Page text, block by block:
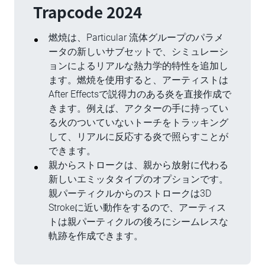
Trapcode 2024
燃焼は、Particular 流体グループのパラメ
ータの新しいサブセットで、シミュレーシ
ョンによるリアルな熱力学的特性を追加し
ます。燃焼を使用すると、アーティストは
After Effectsで説得力のある炎を直接作成で
きます。例えば、アクターの手に持ってい
る火のついていないトーチをトラッキング
して、リアルに反応する炎で照らすことが
できます。
親からストロークは、親から放射に代わる
新しいエミッタタイプのオプションです。
親パーティクルからのストロークは3D
Strokeに近い動作をするので、アーティス
トは親パーティクルの後ろにシームレスな
軌跡を作成できます。